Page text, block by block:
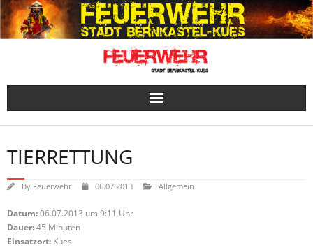
Skip
to
content
TIERRETTUNG
By Feuerwehr 06.07.2013 Allgemein
Datum:06.07.2013 um 9:11 Uhr
Dauer:45 Minuten
Einsatzort: Kues